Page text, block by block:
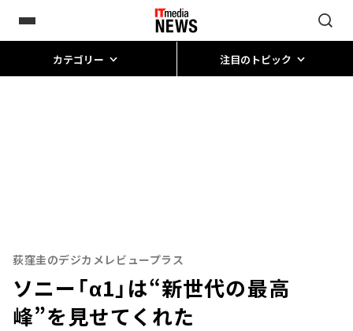
カテゴリー 注目のトピック
荻窪圭のデジカメレビュープラス
ソニー「α1」は“新世代の最高
峰”を見せてくれた